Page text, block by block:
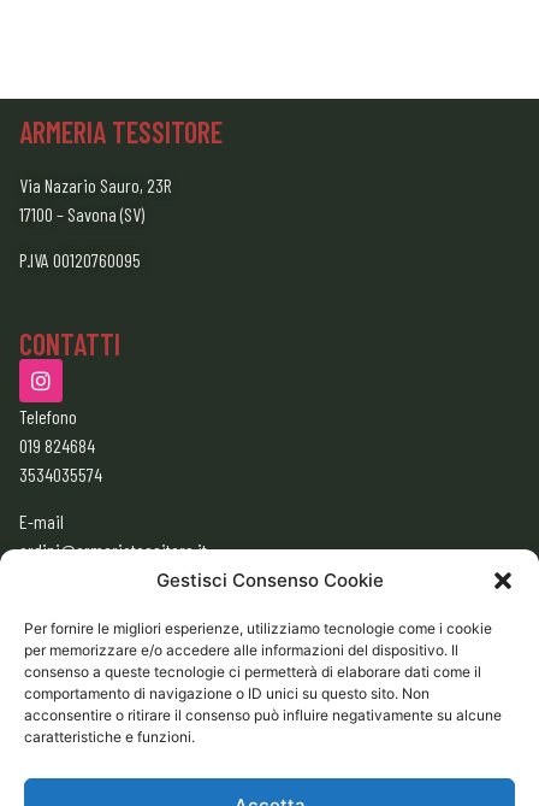
Gestisci Consenso Cookie
Per fornire le migliori esperienze, utilizziamo tecnologie come i cookie
per memorizzare e/o accedere alle informazioni del dispositivo. Il
consenso a queste tecnologie ci permetterà di elaborare dati come il
comportamento di navigazione o ID unici su questo sito. Non
acconsentire o ritirare il consenso può influire negativamente su alcune
caratteristiche e funzioni.
ARMERIA TESSITORE
Via Nazario Sauro, 23R
17100 – Savona (SV)
P.IVA 00120760095
CONTATTI
Telefono
019 824684
3534035574
E-mail
ordini@armeriatessitore.it
armeriatessitore@gmail.com
ORARI
9:00 – 12:30
15:30 – 19:30